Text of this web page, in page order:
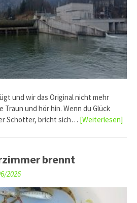
und wir das Original nicht mehr
Traun und hör hin. Wenn du Glück
Schotter, bricht sich… [Weiterlesen]
brennt
2026